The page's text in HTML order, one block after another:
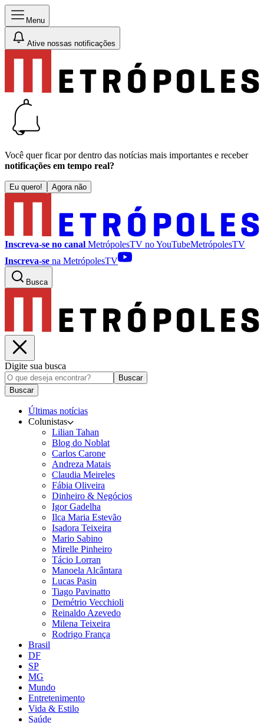
Menu
Ative nossas notificações
Você quer ficar por dentro das notícias mais importantes e receber
notificações em tempo real?
Eu quero! Agora não
Inscreva-se no canal MetrópolesTV noYouTubeMetrópolesTV
Inscreva-se na MetrópolesTV
Busca
Digite sua busca
Buscar
Buscar
Últimas notícias
Colunistas
Lilian Tahan
Blog do Noblat
Carlos Carone
Andreza Matais
Claudia Meireles
Fábia Oliveira
Dinheiro & Negócios
Igor Gadelha
Ilca Maria Estevão
Isadora Teixeira
Mario Sabino
Mirelle Pinheiro
Tácio Lorran
Manoela Alcântara
Lucas Pasin
Tiago Pavinatto
Demétrio Vecchioli
Reinaldo Azevedo
Milena Teixeira
Rodrigo França
Brasil
DF
SP
MG
Mundo
Entretenimento
Vida & Estilo
Saúde